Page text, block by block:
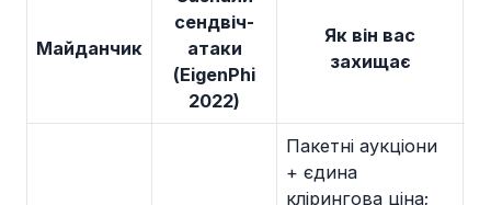
Майданчик
сендвіч-
атаки
(EigenPhi
2022)
Як він вас
захищає
Пакетні аукціони
+ єдина
клірингова ціна;